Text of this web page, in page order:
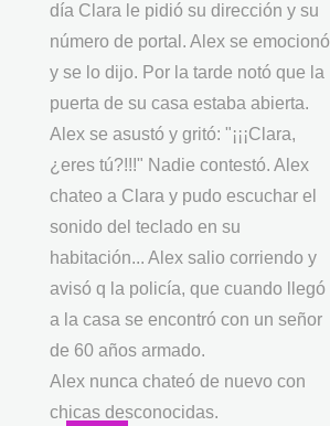
día Clara le pidió su dirección y su
número de portal. Alex se emocionó
y se lo dijo. Por la tarde notó que la
puerta de su casa estaba abierta.
Alex se asustó y gritó: "¡¡¡Clara,
¿eres tú?!!!" Nadie contestó. Alex
chateo a Clara y pudo escuchar el
sonido del teclado en su
habitación... Alex salio corriendo y
avisó q la policía, que cuando llegó
a la casa se encontró con un señor
de 60 años armado.
Alex nunca chateó de nuevo con
chicas desconocidas.